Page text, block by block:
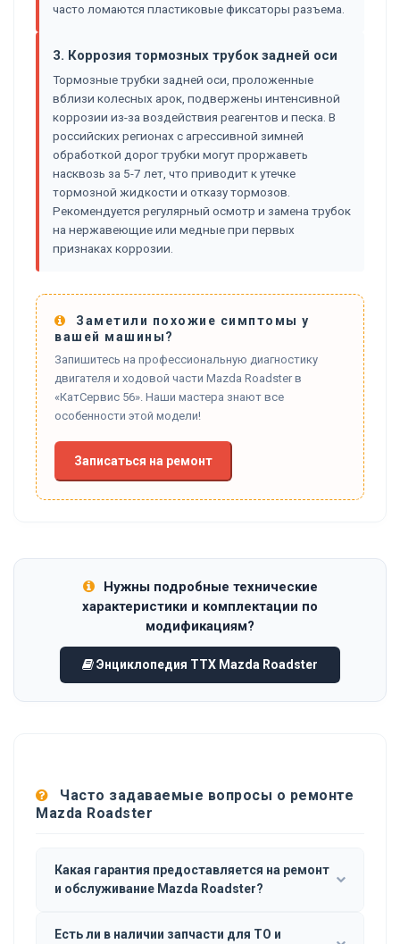
часто ломаются пластиковые фиксаторы разъема.
3. Коррозия тормозных трубок задней оси
Тормозные трубки задней оси, проложенные
вблизи колесных арок, подвержены интенсивной
коррозии из-за воздействия реагентов и песка. В
российских регионах с агрессивной зимней
обработкой дорог трубки могут проржаветь
насквозь за 5-7 лет, что приводит к утечке
тормозной жидкости и отказу тормозов.
Рекомендуется регулярный осмотр и замена трубок
на нержавеющие или медные при первых
признаках коррозии.
Заметили похожие симптомы у
вашей машины?
Запишитесь на профессиональную диагностику
двигателя и ходовой части Mazda Roadster в
«КатСервис 56». Наши мастера знают все
особенности этой модели!
Записаться на ремонт
Нужны подробные технические
характеристики и комплектации по
модификациям?
Энциклопедия ТТХ Mazda Roadster
Часто задаваемые вопросы о ремонте
Mazda Roadster
Какая гарантия предоставляется на ремонт
и обслуживание Mazda Roadster?
Есть ли в наличии запчасти для ТО и